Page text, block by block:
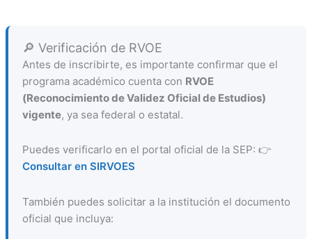
🔎 Verificación de RVOE
Antes de inscribirte, es importante confirmar que el
programa académico cuenta con RVOE
(Reconocimiento de Validez Oficial de Estudios)
vigente, ya sea federal o estatal.
Puedes verificarlo en el portal oficial de la SEP: 👉
Consultar en SIRVOES
También puedes solicitar a la institución el documento
oficial que incluya: